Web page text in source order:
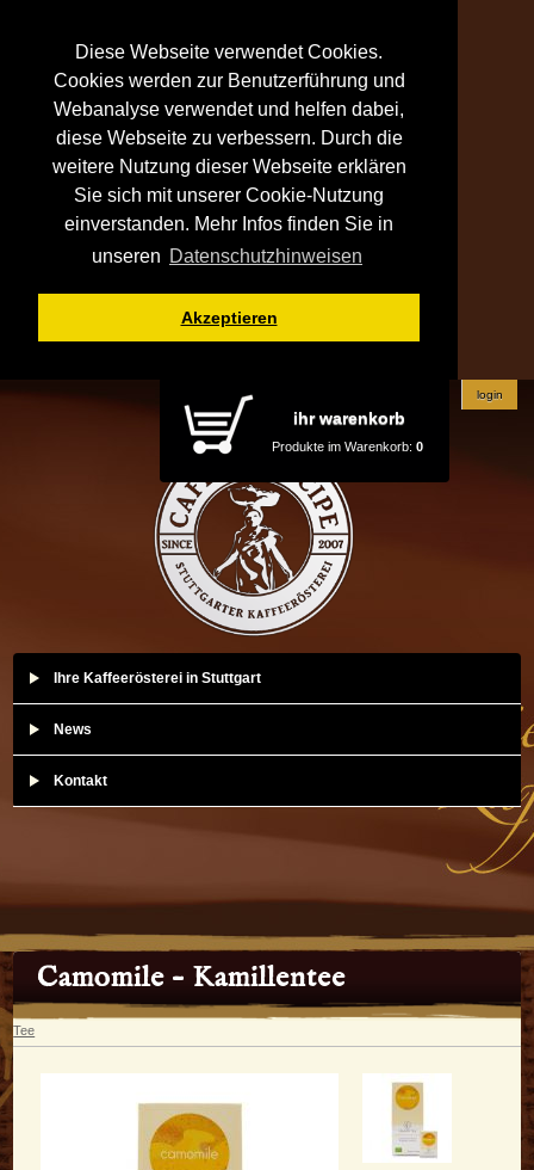
Diese Webseite verwendet Cookies.
Cookies werden zur Benutzerführung und
Webanalyse verwendet und helfen dabei,
diese Webseite zu verbessern. Durch die
weitere Nutzung dieser Webseite erklären
Sie sich mit unserer Cookie-Nutzung
einverstanden. Mehr Infos finden Sie in
unseren Datenschutzhinweisen
Akzeptieren
ihr warenkorb
Produkte im Warenkorb: 0
login
Ihre Kaffeerösterei in Stuttgart
News
Kontakt
Camomile – Kamillentee
Tee